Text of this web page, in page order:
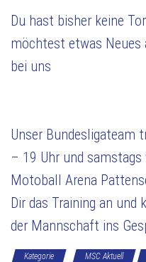
Du hast bisher keine
möchtest etwas Neues
bei uns
Unser
– 19 Uhr und
Motoball Arena
Dir das Training an
der Mannschaft ins
Kategorie MSC Aktuell